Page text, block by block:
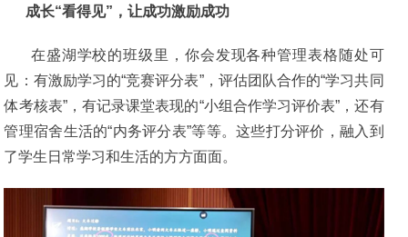
成长“看得见”，让成功激励成功
在盛湖学校的班级里，你会发现各种管理表格随处可
见：有激励学习的“竞赛评分表”，评估团队合作的“学习共同
体考核表”，有记录课堂表现的“小组合作学习评价表”，还有
管理宿舍生活的“内务评分表”等等。这些打分评价，融入到
了学生日常学习和生活的方方面面。